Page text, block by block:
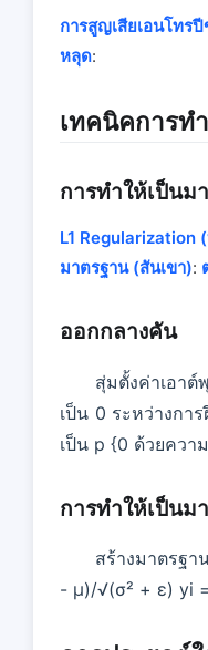
การสูญเสียเอนโทร
หลุด:
เทคนิคการทํ
การทําให้เป็นม
L1 Regularization
มาตรฐาน (สันเขา):
ออกกลางคัน
สุ่มตั้งค่าเอาต์
เป็น 0 ระหว่างกา
เป็น p {0 ด้วยควา
การทําให้เป็นม
สร้างมาตรฐ
- μ)/√(σ² + ε) yi